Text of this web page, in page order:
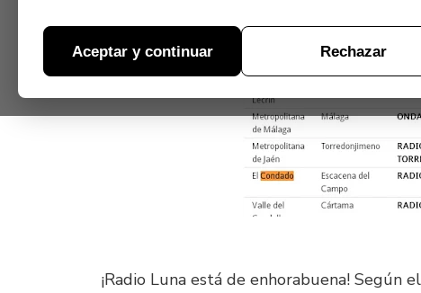
Aceptar y continuar Rechazar
¡Radio Luna está de enhorabuena! Según